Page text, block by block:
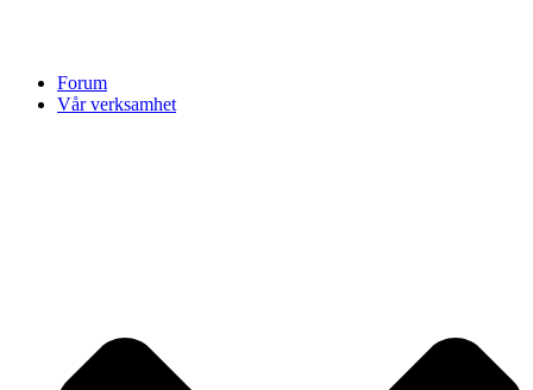
Forum
Vår verksamhet